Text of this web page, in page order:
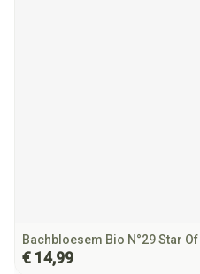
Bachbloesem Bio N°29 Star
€ 14,99